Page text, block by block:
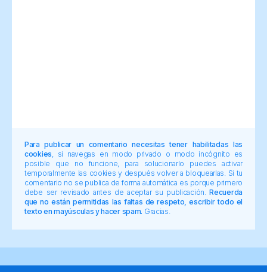
Para publicar un comentario necesitas tener habilitadas las
cookies , si navegas en modo privado o modo incógnito es
posible que no funcione, para solucionarlo puedes activar
temporalmente las cookies y después volver a bloquearlas. Si tu
comentario no se publica de forma automática es porque primero
debe ser revisado antes de aceptar su publicación.Recuerda
que no están permitidas las faltas de respeto, escribir todo el
texto en mayúsculas y hacer spam. Gracias.